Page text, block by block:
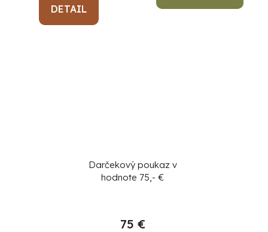
DETAIL
Darčekový poukaz v
hodnote 75,- €
75 €